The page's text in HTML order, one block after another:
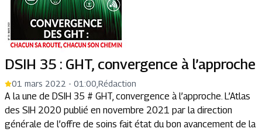
DSIH 35 : GHT, convergence à l’approche
01 mars 2022 - 01:00 Rédaction
A la une de DSIH 35 # GHT, convergence à l’approche. L’Atlas
des SIH 2020 publié en novembre 2021 par la direction
générale de l’offre de soins fait état du bon avancement de la